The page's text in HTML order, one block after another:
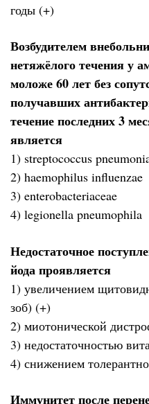
годы (+)
Возбудителем
нетяжёлого течения у
моложе 60 лет без
получавших
течение последних 3
является
1) streptococcus
2) haemophilus influenzae
3) enterobacteriaceae
4) legionella pneumophila
Недостаточное
йода проявляется
1) увеличением
зоб) (+)
2) миотонической
3) недостаточностью
4) снижением
Иммунитет после